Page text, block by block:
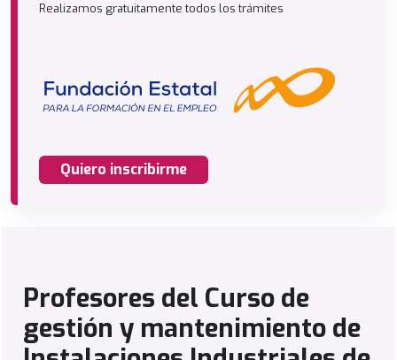
Realizamos gratuitamente todos los trámites
Quiero inscribirme
Profesores del Curso de
gestión y mantenimiento de